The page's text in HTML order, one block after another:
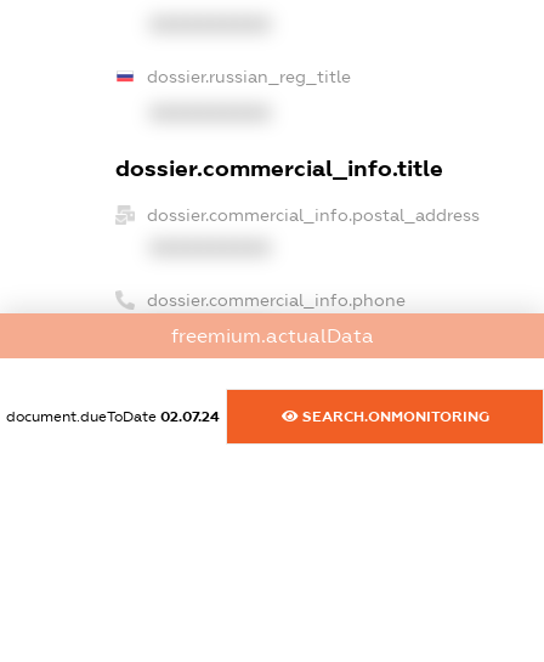
dossier.russian_reg_title
dossier.commercial_info.title
dossier.commercial_info.postal_address
dossier.commercial_info.phone
XXXXXXXXXX
XXXXXXXXXX
freemium.actualData
document.dueToDate 02.07.24 SEARCH.ONMONITORING